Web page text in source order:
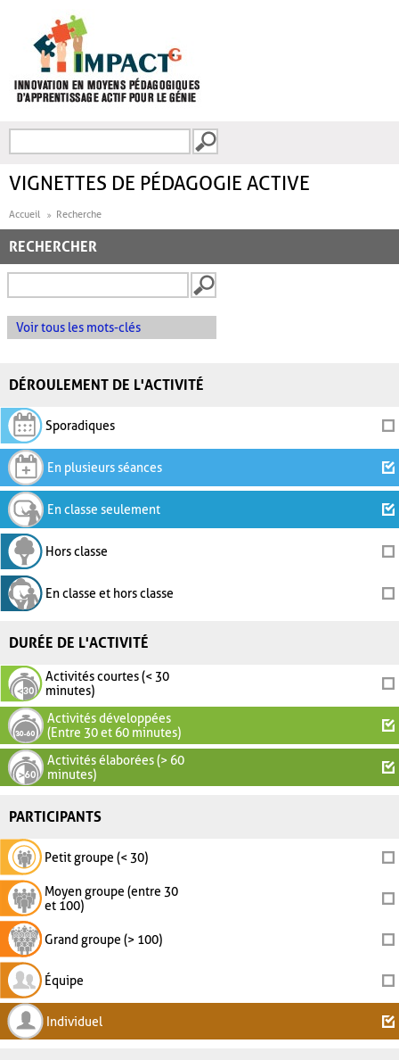
FORMULAIRE DE
VIGNETTES DE PÉDAGOGIE ACTIVE
Accueil Recherche
RECHERCHER
Voir tous les mots-clés
DÉROULEMENT DE L'ACTIVITÉ
Sporadiques
En plusieurs séances
En classe seulement
Hors classe
En classe et hors classe
DURÉE DE L'ACTIVITÉ
Activités courtes (< 30
minutes)
Activités développées
(Entre 30 et 60 minutes)
Activités élaborées (> 60
minutes)
PARTICIPANTS
Petit groupe (< 30)
Moyen groupe (entre 30
et 100)
Grand groupe (> 100)
Équipe
Individuel